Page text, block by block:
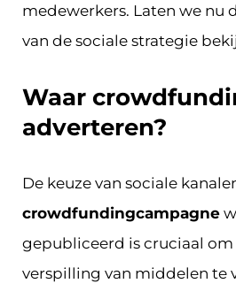
medewerkers. Laten we nu
van de sociale strategie
Waar
adverteren?
De keuze van sociale
crowdfundingcampagne
gepubliceerd is cruciaal
verspilling van middelen te